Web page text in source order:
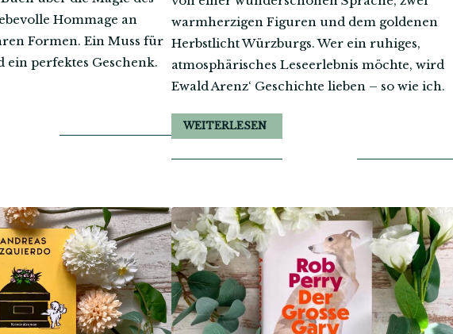
Hommage an
Formen. Ein Muss für
perfektes Geschenk.
warmherzigen Figuren und dem goldenen
Herbstlicht Würzburgs. Wer ein ruhiges,
atmosphärisches Leseerlebnis möchte, wird
Ewald Arenz‘ Geschichte lieben – so wie ich.
WEITERLESEN